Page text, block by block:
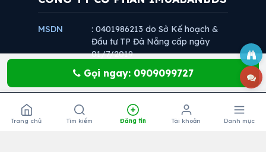
Gọi ngay: 0909099727
MSDN
: 0401986213 do Sở Kế hoạch &
Đầu tư TP Đà Nẵng cấp ngày
01/7/2019
: 16 Nguyễn Sơn Hà, phường Hòa
Cường, tp Đà Nẵng
: www.imuabanbds.vn
Trang chủ Tìm kiếm Đăng tin Tài khoản Danh mục